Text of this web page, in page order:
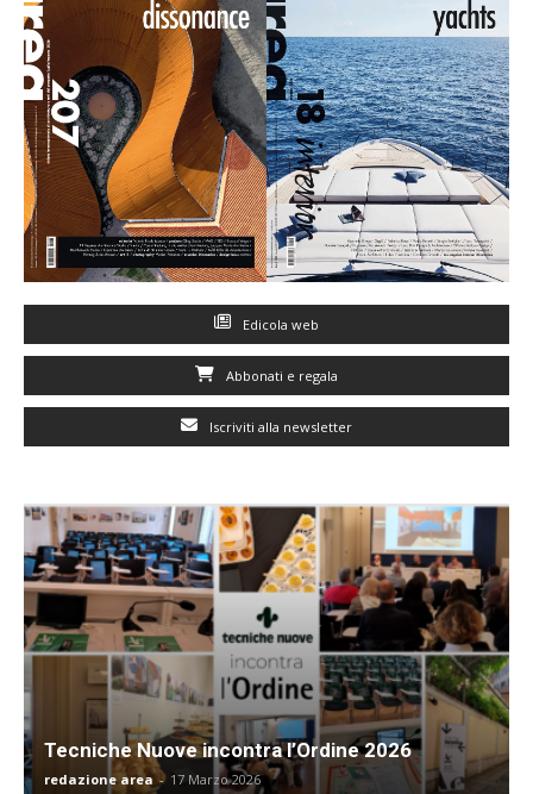
Edicola web
Abbonati e regala
Iscriviti alla newsletter
Tecniche Nuove incontra l’Ordine 2026
redazione area - 17 Marzo 2026